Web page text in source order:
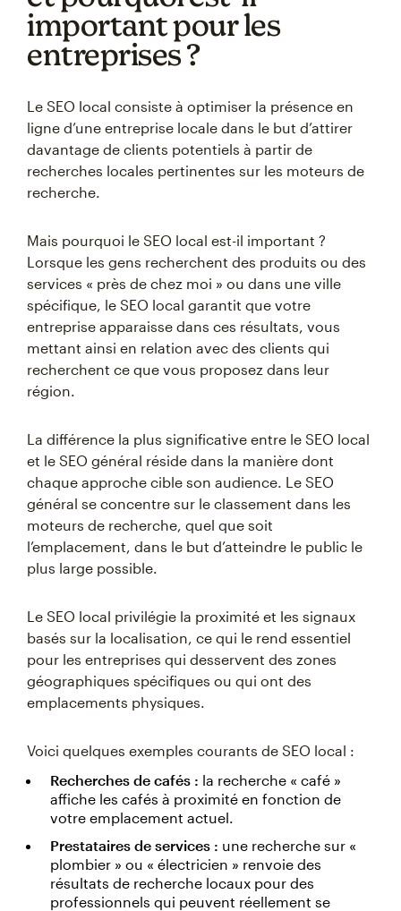
important pour les
entreprises ?
Le SEO local consiste à optimiser la présence en
ligne d’une entreprise locale dans le but d’attirer
davantage de clients potentiels à partir de
recherches locales pertinentes sur les moteurs de
recherche.
Mais pourquoi le SEO local est-il important ?
Lorsque les gens recherchent des produits ou des
services « près de chez moi » ou dans une ville
spécifique, le SEO local garantit que votre
entreprise apparaisse dans ces résultats, vous
mettant ainsi en relation avec des clients qui
recherchent ce que vous proposez dans leur
région.
La différence la plus significative entre le SEO local
et le SEO général réside dans la manière dont
chaque approche cible son audience. Le SEO
général se concentre sur le classement dans les
moteurs de recherche, quel que soit
l’emplacement, dans le but d’atteindre le public le
plus large possible.
Le SEO local privilégie la proximité et les signaux
basés sur la localisation, ce qui le rend essentiel
pour les entreprises qui desservent des zones
géographiques spécifiques ou qui ont des
emplacements physiques.
Voici quelques exemples courants de SEO local :
Recherches de cafés : la recherche « café »
affiche les cafés à proximité en fonction de
votre emplacement actuel.
Prestataires de services : une recherche sur «
plombier » ou « électricien » renvoie des
résultats de recherche locaux pour des
professionnels qui peuvent réellement se